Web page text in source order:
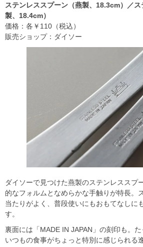
ステンレススプーン（燕製、18.3cm）／
製、18.4cm）
価格：各￥110（税込）
販売ショップ：ダイソー
ダイソーで見つけた燕製のステンレススプ
的なフォルムとなめらかな手触りが特長。
当たりがよく、普段使いにもおもてなしに
す。
裏面には「MADE IN JAPAN」の刻印も。た
いつもの食事がちょっと特別に感じられる